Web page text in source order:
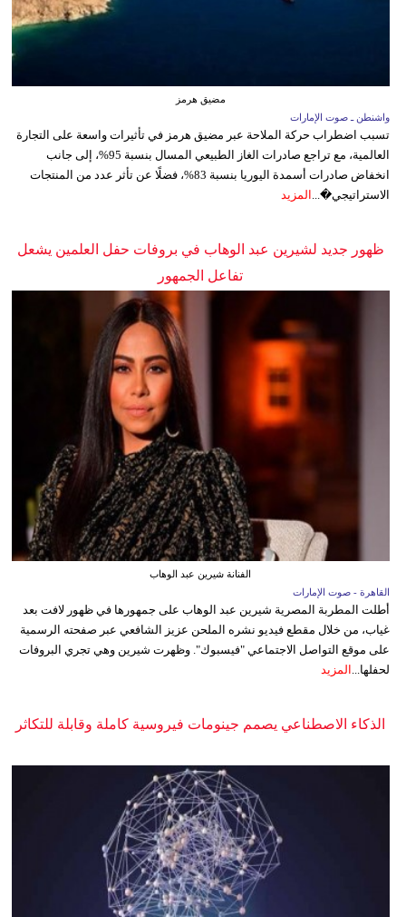
مضيق هرمز
واشنطن ـ صوت الإمارات
تسبب اضطراب حركة الملاحة عبر مضيق هرمز في تأثيرات واسعة على التجارة
العالمية، مع تراجع صادرات الغاز الطبيعي المسال بنسبة 95%، إلى جانب
انخفاض صادرات أسمدة اليوريا بنسبة 83%، فضلًا عن تأثر عدد من المنتجات
الاستراتيجي�... المزيد
ظهور جديد لشيرين عبد الوهاب في بروفات حفل العلمين يشعل
تفاعل الجمهور
الفنانة شيرين عبد الوهاب
القاهرة - صوت الإمارات
أطلت المطربة المصرية شيرين عبد الوهاب على جمهورها في ظهور لافت بعد
غياب، من خلال مقطع فيديو نشره الملحن عزيز الشافعي عبر صفحته الرسمية
على موقع التواصل الاجتماعي "فيسبوك". وظهرت شيرين وهي تجري البروفات
لحفلها... المزيد
الذكاء الاصطناعي يصمم جينومات فيروسية كاملة وقابلة للتكاثر